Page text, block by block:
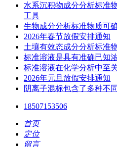
水系沉积物成分分析标准
工具
生物成分分析标准物质可
2026年春节放假安排通知
土壤有效态成分分析标准
标准溶液是具有准确已知
标准溶液在化学分析中至
2026年元旦放假安排通知
阴离子混标包含了多种不
18507153506
首页
定位
留言